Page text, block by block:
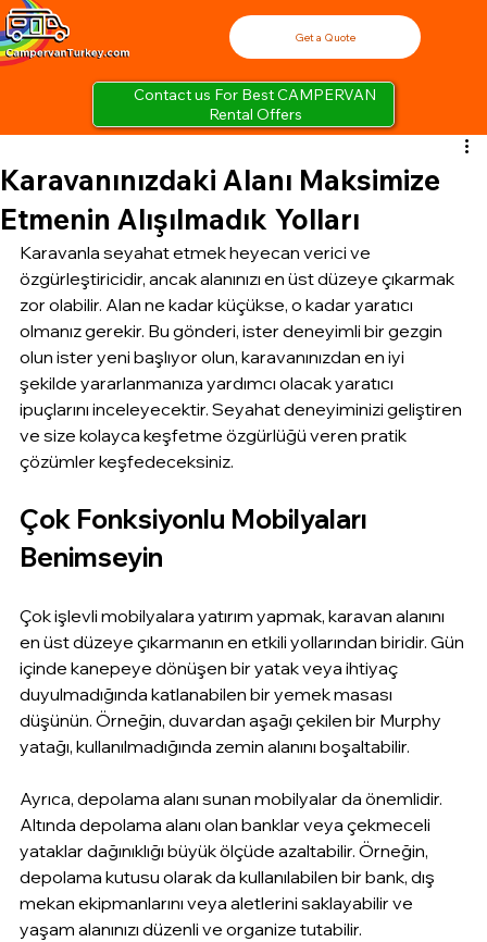
Contact us For Best CAMPERVAN
Rental Offers
Get a Quote
Karavanınızdaki Alanı Maksimize
Etmenin Alışılmadık Yolları
Karavanla seyahat etmek heyecan verici ve
özgürleştiricidir, ancak alanınızı en üst düzeye çıkarmak
zor olabilir. Alan ne kadar küçükse, o kadar yaratıcı
olmanız gerekir. Bu gönderi, ister deneyimli bir gezgin
olun ister yeni başlıyor olun, karavanınızdan en iyi
şekilde yararlanmanıza yardımcı olacak yaratıcı
ipuçlarını inceleyecektir. Seyahat deneyiminizi geliştiren
ve size kolayca keşfetme özgürlüğü veren pratik
çözümler keşfedeceksiniz.
Çok Fonksiyonlu Mobilyaları
Benimseyin
Çok işlevli mobilyalara yatırım yapmak, karavan alanını
en üst düzeye çıkarmanın en etkili yollarından biridir. Gün
içinde kanepeye dönüşen bir yatak veya ihtiyaç
duyulmadığında katlanabilen bir yemek masası
düşünün. Örneğin, duvardan aşağı çekilen bir Murphy
yatağı, kullanılmadığında zemin alanını boşaltabilir.
Ayrıca, depolama alanı sunan mobilyalar da önemlidir.
Altında depolama alanı olan banklar veya çekmeceli
yataklar dağınıklığı büyük ölçüde azaltabilir. Örneğin,
depolama kutusu olarak da kullanılabilen bir bank, dış
mekan ekipmanlarını veya aletlerini saklayabilir ve
yaşam alanınızı düzenli ve organize tutabilir.